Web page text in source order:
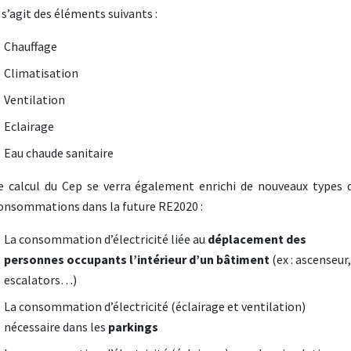
des éléments suivants :
Chauffage
Climatisation
Ventilation
Eclairage
Eau chaude sanitaire
calcul du Cep se verra également enrichi de nouveaux types
dans la future RE2020 :
La consommation d’électricité liée au déplacement des
personnes occupants l’intérieur d’un bâtiment (ex : ascenseur,
escalators…)
La consommation d’électricité (éclairage et ventilation)
nécessaire dans les parkings